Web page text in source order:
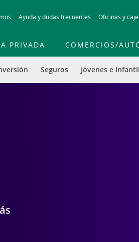
to
contentt
Ayuda y dudas frecuentes Oficinas y
Seguros Jóvenes e Infantil
PRIVADA COMERCIOS/